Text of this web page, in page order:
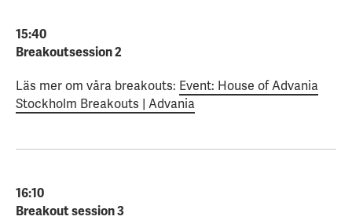
15:40
Breakoutsession 2
Läs mer om våra breakouts: Event: House of Advania
Stockholm Breakouts | Advania
16:10
Breakout session 3